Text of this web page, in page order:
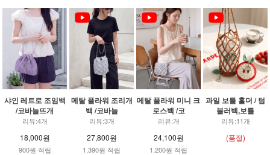
샤인 레트로 조임백
/코바늘뜨개
리뷰:4개
18,000원
900원 적립
메탈 플라워 조리개
백 /코바늘
리뷰:3개
27,800원
1,390원 적립
메탈 플라워 미니 크
로스백 /코
리뷰:개
24,100원
1,200원 적립
과일 보틀 홀더 / 텀
블러백,보틀
리뷰:11개
(품절)